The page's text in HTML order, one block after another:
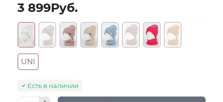
3 899Руб.
UNI
Есть в наличии